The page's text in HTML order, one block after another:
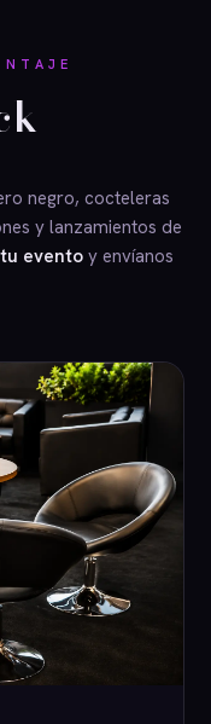
negro, cocteleras
y lanzamientos de
tu evento y envíanos